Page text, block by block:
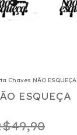
Chaves NÃO ESQUEÇA
ESQUEÇA